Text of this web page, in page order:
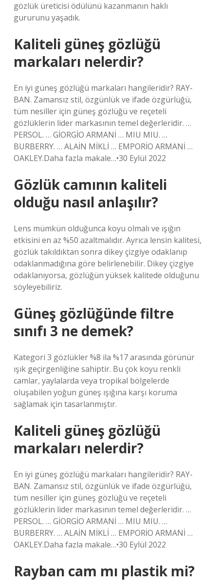
gözlük üreticisi ödülünü kazanmanın haklı
gururunu yaşadık.
Kaliteli güneş gözlüğü
markaları nelerdir?
En iyi güneş gözlüğü markaları hangileridir? RAY-
BAN. Zamansız stil, özgünlük ve ifade özgürlüğü,
tüm nesiller için güneş gözlüğü ve reçeteli
gözlüklerin lider markasının temel değerleridir. …
PERSOL. … GİORGİO ARMANİ … MIU MIU. …
BURBERRY. … ALAİN MİKLİ … EMPORİO ARMANİ …
OAKLEY.Daha fazla makale…•30 Eylül 2022
Gözlük camının kaliteli
olduğu nasıl anlaşılır?
Lens mümkün olduğunca koyu olmalı ve ışığın
etkisini en az %50 azaltmalıdır. Ayrıca lensin kalitesi,
gözlük takıldıktan sonra dikey çizgiye odaklanıp
odaklanmadığına göre belirlenebilir. Dikey çizgiye
odaklanıyorsa, gözlüğün yüksek kalitede olduğunu
söyleyebiliriz.
Güneş gözlüğünde filtre
sınıfı 3 ne demek?
Kategori 3 gözlükler %8 ila %17 arasında görünür
ışık geçirgenliğine sahiptir. Bu çok koyu renkli
camlar, yaylalarda veya tropikal bölgelerde
oluşabilen yoğun güneş ışığına karşı koruma
sağlamak için tasarlanmıştır.
Kaliteli güneş gözlüğü
markaları nelerdir?
En iyi güneş gözlüğü markaları hangileridir? RAY-
BAN. Zamansız stil, özgünlük ve ifade özgürlüğü,
tüm nesiller için güneş gözlüğü ve reçeteli
gözlüklerin lider markasının temel değerleridir. …
PERSOL. … GİORGİO ARMANİ … MIU MIU. …
BURBERRY. … ALAİN MİKLİ … EMPORİO ARMANİ …
OAKLEY.Daha fazla makale…•30 Eylül 2022
Rayban cam mı plastik mi?